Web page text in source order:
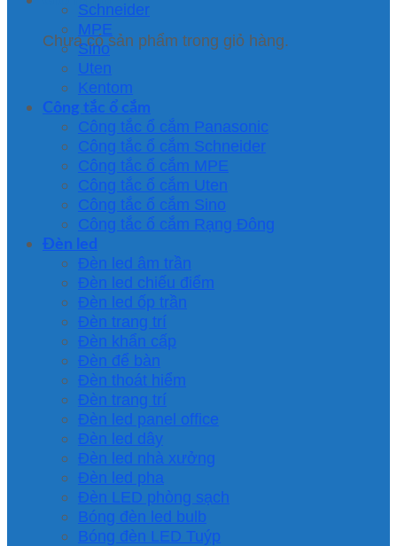
Chưa có sản phẩm trong giỏ hàng.
Schneider
MPE
Sino
Uten
Kentom
Công tắc ổ cắm
Công tắc ổ cắm Panasonic
Công tắc ổ cắm Schneider
Công tắc ổ cắm MPE
Công tắc ổ cắm Uten
Công tắc ổ cắm Sino
Công tắc ổ cắm Rạng Đông
Đèn led
Đèn led âm trần
Đèn led chiếu điểm
Đèn led ốp trần
Đèn trang trí
Đèn khẩn cấp
Đèn để bàn
Đèn thoát hiểm
Đèn trang trí
Đèn led panel office
Đèn led dây
Đèn led nhà xưởng
Đèn led pha
Đèn LED phòng sạch
Bóng đèn led bulb
Bóng đèn LED Tuýp